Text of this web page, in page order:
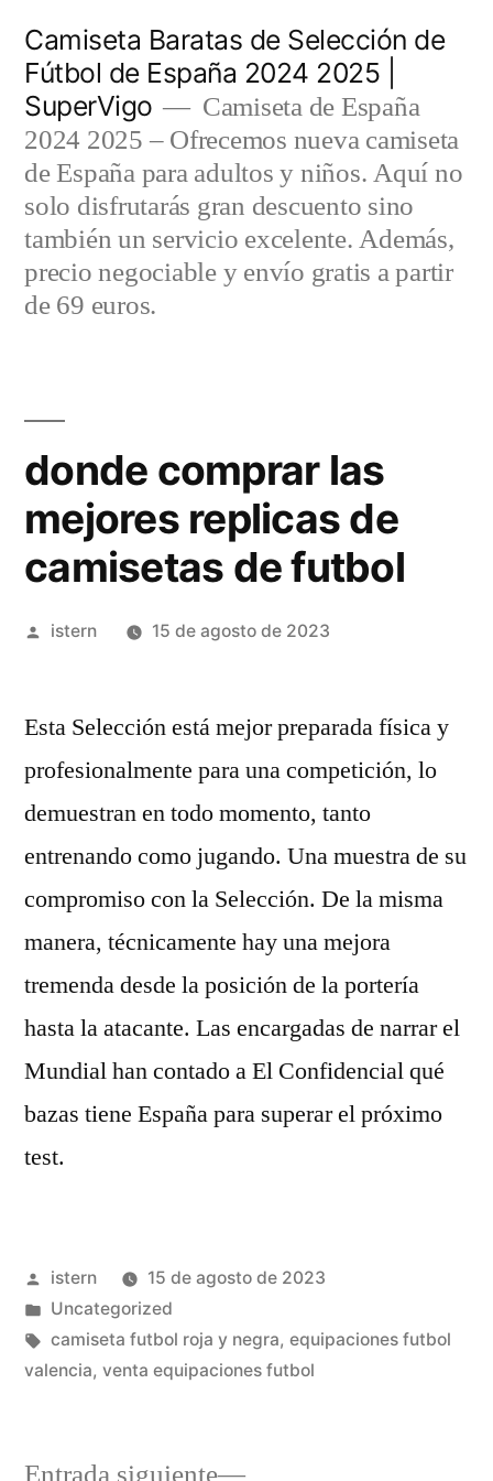
contenido
Camiseta Baratas de Selección de
Fútbol de España 2024 2025 |
SuperVigo
Camiseta de España
2024 2025 – Ofrecemos nueva camiseta
de España para adultos y niños. Aquí no
solo disfrutarás gran descuento sino
también un servicio excelente. Además,
precio negociable y envío gratis a partir
de 69 euros.
donde comprar las
mejores replicas de
camisetas de futbol
Publicado
istern 15 de agosto de 2023
Esta Selección está mejor preparada física y
profesionalmente para una competición, lo
demuestran en todo momento, tanto
entrenando como jugando. Una muestra de su
compromiso con la Selección. De la misma
manera, técnicamente hay una mejora
tremenda desde la posición de la portería
hasta la atacante. Las encargadas de narrar el
Mundial han contado a El Confidencial qué
bazas tiene España para superar el próximo
test.
Publicado
por
istern
15 de agosto de 2023
Publicado
en
Uncategorized
Etiquetas:
camiseta futbol roja y negra, equipaciones futbol
valencia, venta equipaciones futbol
Entrada